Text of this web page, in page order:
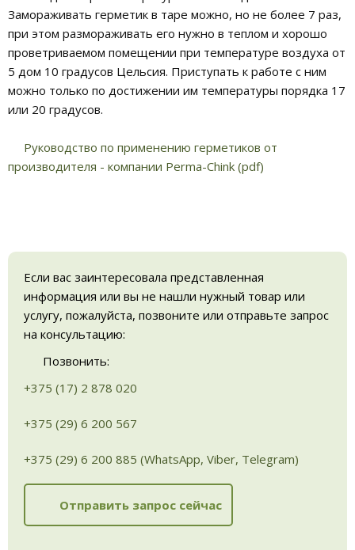
Замораживать герметик в таре можно, но не более 7 раз,
при этом размораживать его нужно в теплом и хорошо
проветриваемом помещении при температуре воздуха от
5 дом 10 градусов Цельсия. Приступать к работе с ним
можно только по достижении им температуры порядка 17
или 20 градусов.
Руководство по применению герметиков от
производителя - компании Perma-Chink (pdf)
Если вас заинтересовала представленная
информация или вы не нашли нужный товар или
услугу, пожалуйста, позвоните или отправьте запрос
на консультацию:
Позвонить:
+375 (17) 2 878 020
+375 (29) 6 200 567
+375 (29) 6 200 885 (WhatsApp, Viber, Telegram)
Отправить запрос сейчас